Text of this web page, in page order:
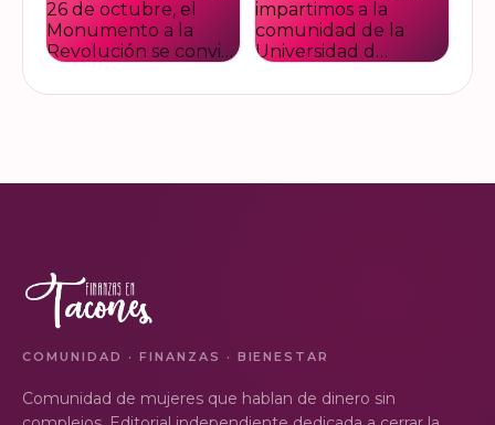
de la Semana Nacional de
que los hackers
COMUNIDAD · FINANZAS · BIENESTAR
Comunidad de mujeres que hablan de dinero sin